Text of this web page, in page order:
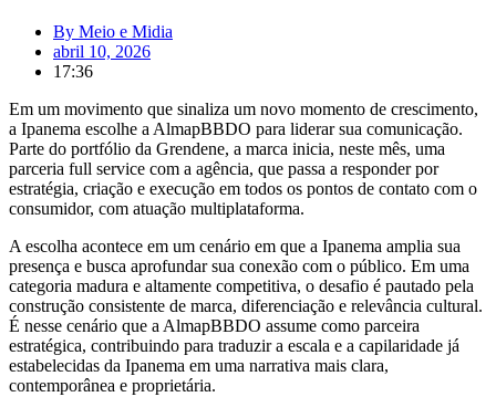
By Meio e Midia
abril 10, 2026
17:36
Em um movimento que sinaliza um novo momento de crescimento,
a Ipanema escolhe a AlmapBBDO para liderar sua comunicação.
Parte do portfólio da Grendene, a marca inicia, neste mês, uma
parceria full service com a agência, que passa a responder por
estratégia, criação e execução em todos os pontos de contato com o
consumidor, com atuação multiplataforma.
A escolha acontece em um cenário em que a Ipanema amplia sua
presença e busca aprofundar sua conexão com o público. Em uma
categoria madura e altamente competitiva, o desafio é pautado pela
construção consistente de marca, diferenciação e relevância cultural.
É nesse cenário que a AlmapBBDO assume como parceira
estratégica, contribuindo para traduzir a escala e a capilaridade já
estabelecidas da Ipanema em uma narrativa mais clara,
contemporânea e proprietária.